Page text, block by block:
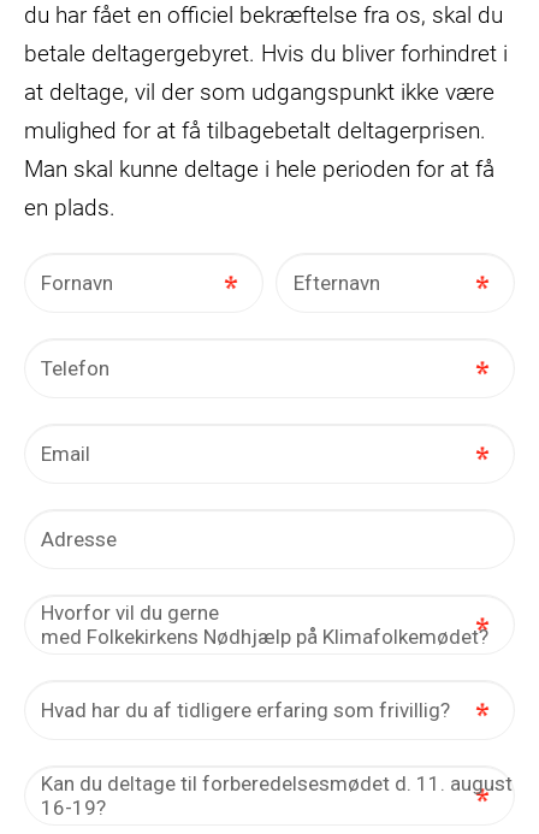
du har fået en officiel bekræftelse fra os, skal du
betale deltagergebyret. Hvis du bliver forhindret i
at deltage, vil der som udgangspunkt ikke være
mulighed for at få tilbagebetalt deltagerprisen.
Man skal kunne deltage i hele perioden for at få
en plads.